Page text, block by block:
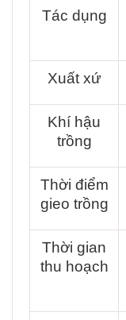
Tác dụng
Xuất xứ
Khí hậu
trồng
Thời điểm
gieo trồng
Thời gian
thu hoạch